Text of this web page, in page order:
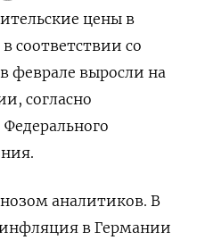
цены в
соответствии со
феврале выросли на
согласно
аналитиков. В
инфляция в Германии